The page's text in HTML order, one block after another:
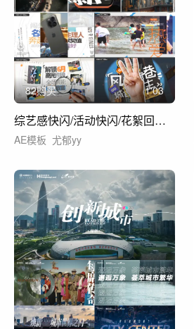
82购买 1'03
综艺感快闪/活动快闪/花絮回顾/活动片头
AE模板 尤郁yy